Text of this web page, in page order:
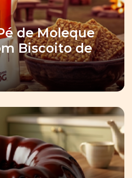
de Moleque
Biscoito de